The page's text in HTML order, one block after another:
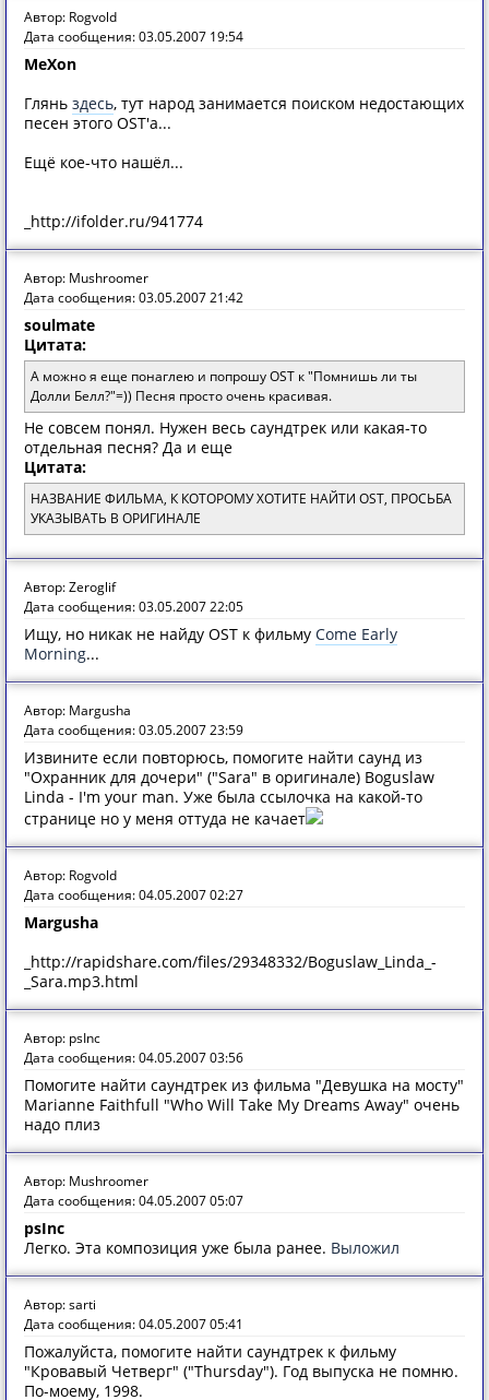
Автор: Rogvold
Дата сообщения: 03.05.2007 19:54
MeXon
Глянь здесь, тут народ занимается поиском недостающих
песен этого OST'а...
Ещё кое-что нашёл...
_http://ifolder.ru/941774
Автор: Mushroomer
Дата сообщения: 03.05.2007 21:42
soulmate
Цитата:
А можно я еще понаглею и попрошу OST к "Помнишь ли ты
Долли Белл?"=)) Песня просто очень красивая.
Не совсем понял. Нужен весь саундтрек или какая-то
отдельная песня? Да и еще
Цитата:
НАЗВАНИЕ ФИЛЬМА, К КОТОРОМУ ХОТИТЕ НАЙТИ OST, ПРОСЬБА
УКАЗЫВАТЬ В ОРИГИНАЛЕ
Автор: Zeroglif
Дата сообщения: 03.05.2007 22:05
Ищу, но никак не найду OST к фильму Come Early
Morning...
Автор: Margusha
Дата сообщения: 03.05.2007 23:59
Извините если повторюсь, помогите найти саунд из
"Охранник для дочери" ("Sara" в оригинале) Boguslaw
Linda - I'm your man. Уже была ссылочка на какой-то
странице но у меня оттуда не качает
Автор: Rogvold
Дата сообщения: 04.05.2007 02:27
Margusha
_http://rapidshare.com/files/29348332/Boguslaw_Linda_-
_Sara.mp3.html
Автор: psInc
Дата сообщения: 04.05.2007 03:56
Помогите найти саундтрек из фильма "Девушка на мосту"
Marianne Faithfull "Who Will Take My Dreams Away" очень
надо плиз
Автор: Mushroomer
Дата сообщения: 04.05.2007 05:07
psInc
Легко. Эта композиция уже была ранее. Выложил
Автор: sarti
Дата сообщения: 04.05.2007 05:41
Пожалуйста, помогите найти саундтрек к фильму
"Кровавый Четверг" ("Thursday"). Год выпуска не помню.
По-моему, 1998.